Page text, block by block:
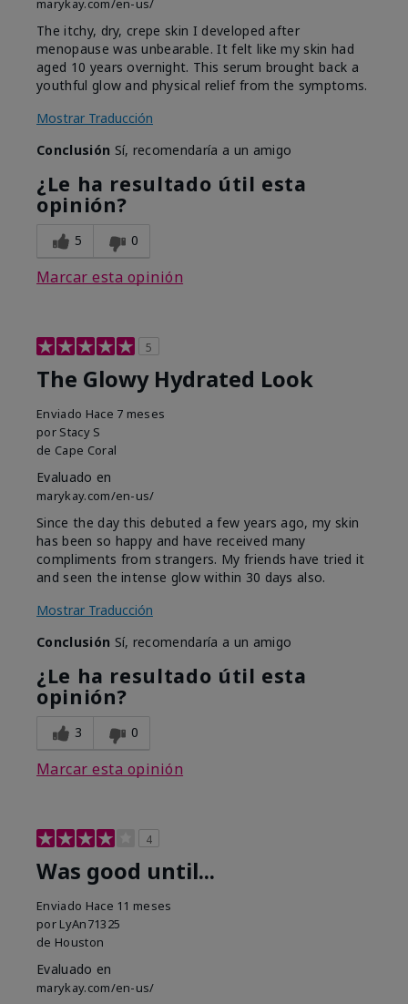
marykay.com/en-us/
The itchy, dry, crepe skin I developed after
menopause was unbearable. It felt like my skin had
aged 10 years overnight. This serum brought back a
youthful glow and physical relief from the symptoms.
Mostrar Traducción
Conclusión Sí, recomendaría a un amigo
¿Le ha resultado útil esta
opinión?
5 0
Marcar esta opinión
5
The Glowy Hydrated Look
Enviado Hace 7 meses
por Stacy S
de Cape Coral
Evaluado en
marykay.com/en-us/
Since the day this debuted a few years ago, my skin
has been so happy and have received many
compliments from strangers. My friends have tried it
and seen the intense glow within 30 days also.
Mostrar Traducción
Conclusión Sí, recomendaría a un amigo
¿Le ha resultado útil esta
opinión?
3 0
Marcar esta opinión
4
Was good until...
Enviado Hace 11 meses
por LyAn71325
de Houston
Evaluado en
marykay.com/en-us/